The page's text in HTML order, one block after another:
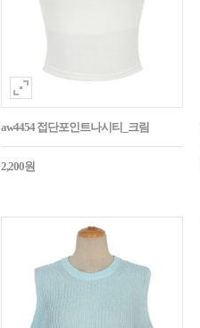
aw4454 접단포인트나시티_크림
2,200원